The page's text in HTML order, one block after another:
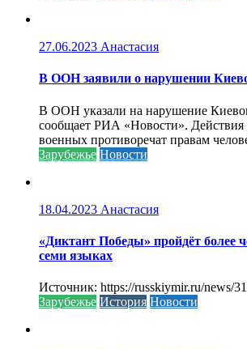
27.06.2023 Анастасия
В ООН заявили о нарушении
В ООН указали на нарушение
сообщает РИА «Новости». Действия
военных противоречат правам
Зарубежье Новости
18.04.2023 Анастасия
«Диктант Победы» пройдёт более
семи языках
Источник: https://russkiymir.ru/news/
Зарубежье История Новости